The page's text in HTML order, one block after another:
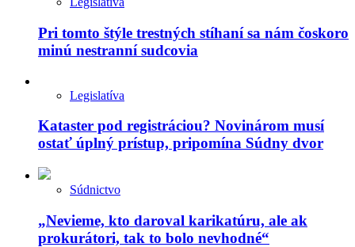
Pri tomto štýle trestných stíhaní sa nám čoskoro
minú nestranní sudcovia
Legislatíva
Kataster pod registráciou? Novinárom musí
ostať úplný prístup, pripomína Súdny dvor
Súdnictvo
„Nevieme, kto daroval karikatúru, ale ak
prokurátori, tak to bolo nevhodné“